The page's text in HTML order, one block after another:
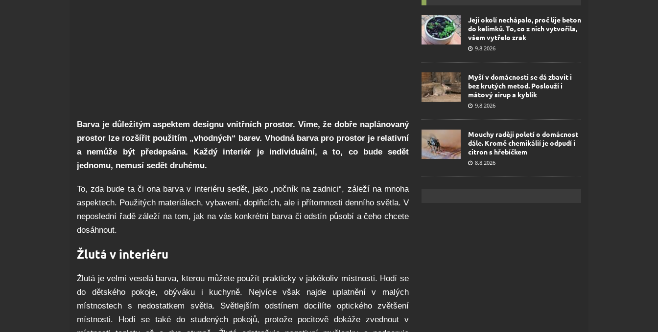
Barva je důležitým aspektem designu vnitřních prostor. Víme, že dobře naplánovaný
prostor lze rozšířit použitím „vhodných“ barev. Vhodná barva pro prostor je relativní
a nemůže být předepsána. Každý interiér je individuální, a to, co bude sedět
jednomu, nemusí sedět druhému.
To, zda bude ta či ona barva v interiéru sedět, jako „nočník na zadnici“, záleží na mnoha
aspektech. Použitých materiálech, vybavení, doplňcích, ale i přítomnosti denního světla. V
neposlední řadě záleží na tom, jak na vás konkrétní barva či odstín působí a čeho chcete
dosáhnout.
Žlutá v interiéru
Žlutá je velmi veselá barva, kterou můžete použít prakticky v jakékoliv místnosti. Hodí se
do dětského pokoje, obýváku i kuchyně. Nejvíce však najde uplatnění v malých
místnostech s nedostatkem světla. Světlejším odstínem docílíte optického zvětšení
místnosti. Hodí se také do studených pokojů, protože pocitově dokáže zvednout v
Její okolí nechápalo, proč lije beton
do kelímků. To, co z nich vytvořila,
všem vytřelo zrak
9.8.2026
Myší v domácnosti se dá zbavit i
bez krutých metod. Poslouží i
mátový sirup a kyblík
9.8.2026
Mouchy raději poletí o domácnost
dále. Kromě chemikálií je odpudí i
citron s hřebíčkem
8.8.2026